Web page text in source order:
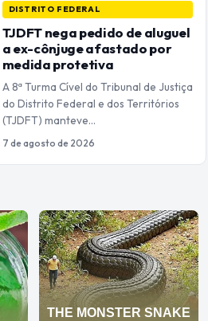
DISTRITO FEDERAL
TJDFT nega pedido de aluguel
a ex-cônjuge afastado por
medida protetiva
A 8ª Turma Cível do Tribunal de Justiça
do Distrito Federal e dos Territórios
(TJDFT) manteve…
7 de agosto de 2026